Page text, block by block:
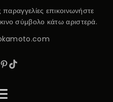
παραγγελίες επικοινωνήστε
σύμβολο κάτω αριστερά.